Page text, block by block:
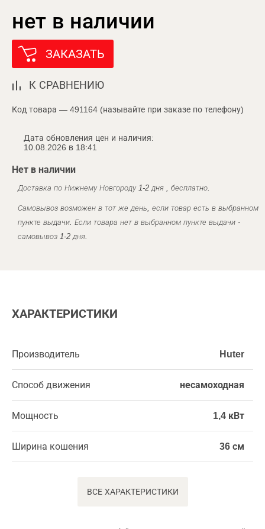
нет в наличии
ЗАКАЗАТЬ
К СРАВНЕНИЮ
Код товара — 491164 (называйте при заказе по телефону)
Дата обновления цен и наличия:
10.08.2026 в 18:41
Нет в наличии
Доставка по Нижнему Новгороду 1-2 дня , бесплатно.
Самовывоз возможен в тот же день, если товар есть в выбранном
пункте выдачи. Если товара нет в выбранном пункте выдачи -
самовывоз 1-2 дня.
ХАРАКТЕРИСТИКИ
Производитель Huter
Способ движения несамоходная
Мощность 1,4 кВт
Ширина кошения 36 см
ВСЕ ХАРАКТЕРИСТИКИ